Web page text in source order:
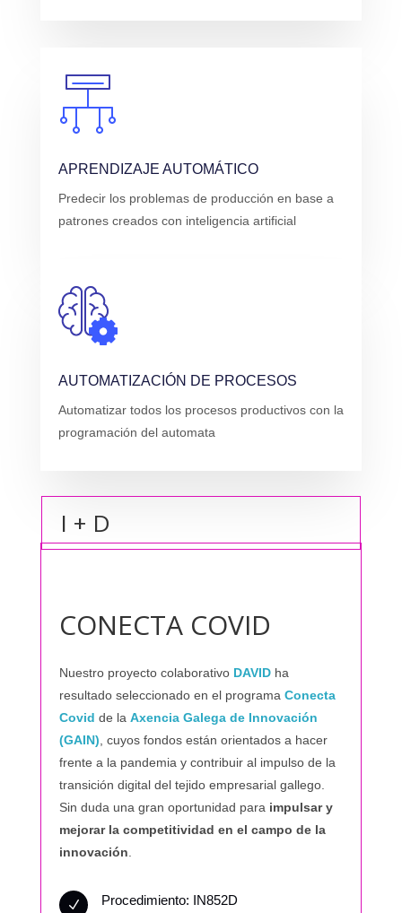
APRENDIZAJE AUTOMÁTICO
Predecir los problemas de producción en base a
patrones creados con inteligencia artificial
AUTOMATIZACIÓN DE PROCESOS
Automatizar todos los procesos productivos con la
programación del automata
I + D
CONECTA COVID
Nuestro proyecto colaborativo DAVIDha
resultado seleccionado en el programa Conecta
Covid de la Axencia Galega de Innovación
(GAIN) , cuyos fondos están orientados a hacer
frente a la pandemia y contribuir al impulso de la
transición digital del tejido empresarial gallego.
Sin duda una gran oportunidad para impulsar y
mejorar la competitividad en el campo de la
innovación
N Procedimiento: IN852D